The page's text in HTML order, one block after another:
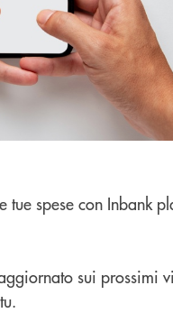
spese con Inbank
sui prossimi